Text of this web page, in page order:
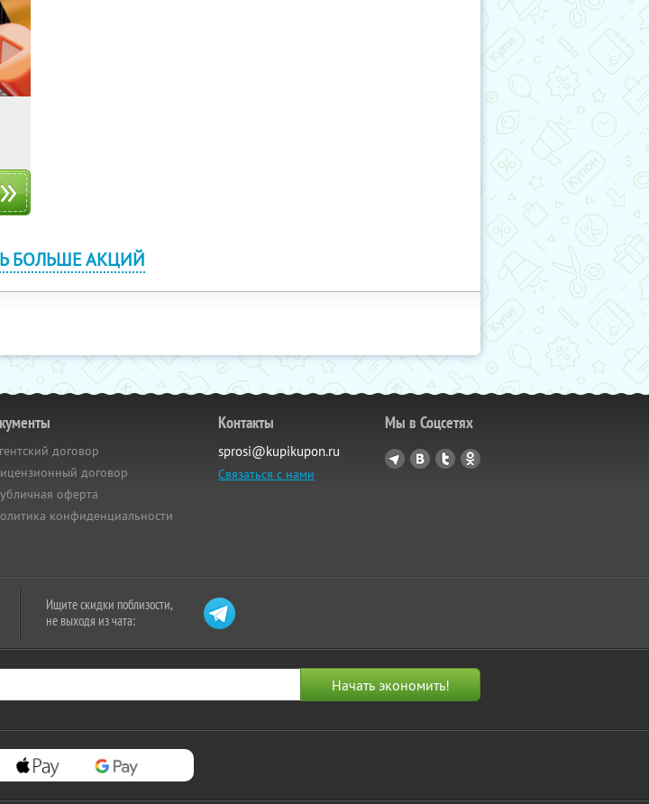
БОЛЬШЕ АКЦИЙ
договор
договор
оферта
конфиденциальности
Контакты
sprosi@kupikupon.ru
Связаться с нами
Мы в Соцсетях
Ищите скидки поблизости,
не выходя из чата: